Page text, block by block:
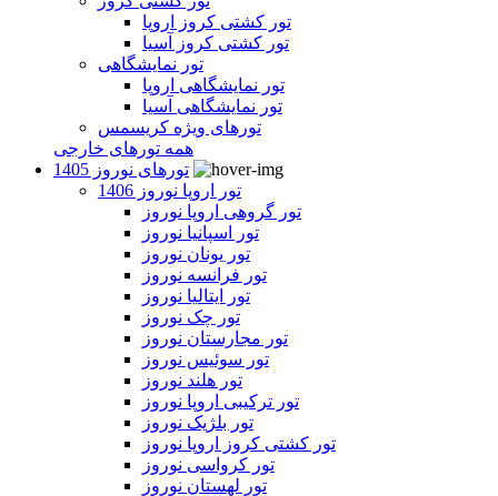
تور کشتی کروز اروپا
تور کشتی کروز آسیا
تور نمایشگاهی
تور نمایشگاهی اروپا
تور نمایشگاهی آسیا
تورهای ویژه کریسمس
همه تورهای خارجی
تورهای نوروز 1405
تور اروپا نوروز 1406
تور گروهی اروپا نوروز
تور اسپانیا نوروز
تور یونان نوروز
تور فرانسه نوروز
تور ایتالیا نوروز
تور چک نوروز
تور مجارستان نوروز
تور سوئیس نوروز
تور هلند نوروز
تور ترکیبی اروپا نوروز
تور بلژیک نوروز
تور کشتی کروز اروپا نوروز
تور کرواسی نوروز
تور لهستان نوروز